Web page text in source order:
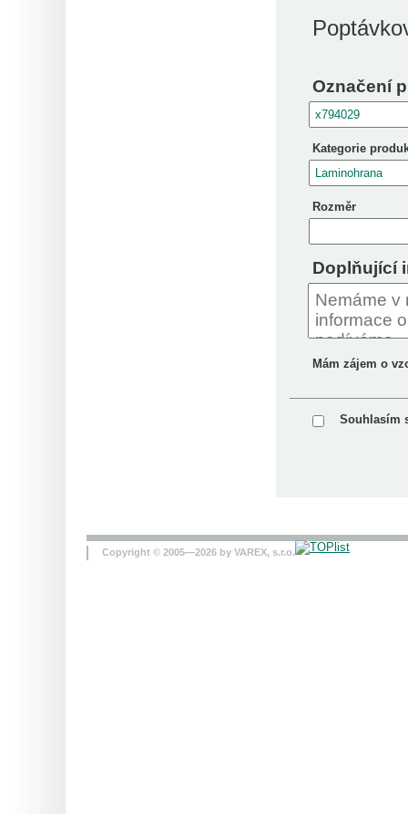
Označení
Kategorie
Rozměr
Doplňující
Mám zájem o
Souhlasím
Copyright © 2005—2026 by VAREX, s.r.o.